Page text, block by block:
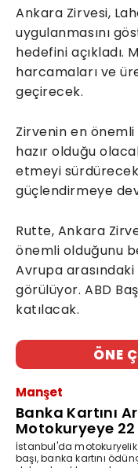
Ankara Zirvesi,
uygulanmasını
hedefini açıkladı.
harcamaları ve
geçirecek.
Zirvenin en önemli
hazır olduğu
etmeyi sürdürecek.
güçlendirmeye
Rutte, Ankara
önemli olduğunu
Avrupa
görülüyor. ABD
katılacak.
ÖNE
Manşet
Banka Kartını
Motokuryeye 22
İstanbul'da
başı, banka kartını